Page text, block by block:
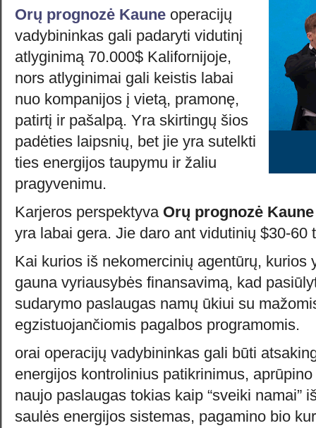
Orų prognozė Kaune operacijų
vadybininkas gali padaryti vidutinį
atlyginimą 70.000$ Kalifornijoje,
nors atlyginimai gali keistis labai
nuo kompanijos į vietą, pramonę,
patirtį ir pašalpą. Yra skirtingų šios
padėties laipsnių, bet jie yra sutelkti
ties energijos taupymu ir žaliu
pragyvenimu.
Karjeros perspektyva Orų prognozė Kaune
yra labai gera. Jie daro ant vidutinių $30-60
Kai kurios iš nekomercinių agentūrų, kurios
gauna vyriausybės finansavimą, kad
sudarymo paslaugas namų ūkiui su
egzistuojančiomis pagalbos programomis.
orai operacijų vadybininkas gali būti
energijos kontrolinius patikrinimus,
naujo paslaugas tokias kaip “sveiki namai”
saulės energijos sistemas, pagamino bio